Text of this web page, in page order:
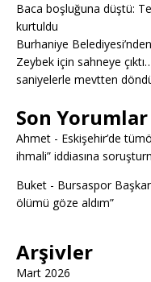
Baca boşluğuna düştü:
kurtuldu
Burhaniye
Zeybek için sahneye
saniyelerle mevtten
Son Yorumlar
Ahmet - Eskişehir’de
ihmali” iddiasına
Buket - Bursaspor
ölümü göze aldım”
Arşivler
Mart 2026